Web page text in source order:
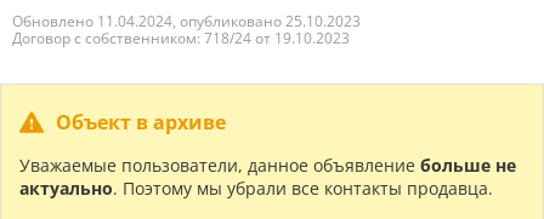
Обновлено 11.04.2024, опубликовано 25.10.2023
Договор с собственником: 718/24 от 19.10.2023
Объект в архиве
Уважаемые пользователи, данное объявление больше не
актуально. Поэтому мы убрали все контакты продавца.